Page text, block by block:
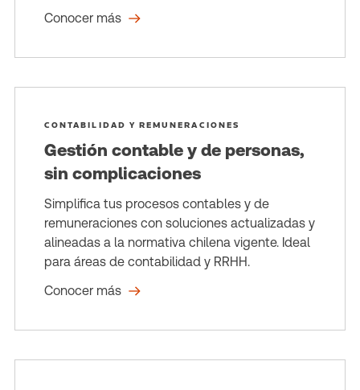
Conocer más
CONTABILIDAD Y REMUNERACIONES
Gestión contable y de personas,
sin complicaciones
Simplifica tus procesos contables y de
remuneraciones con soluciones actualizadas y
alineadas a la normativa chilena vigente. Ideal
para áreas de contabilidad y RRHH.
Conocer más